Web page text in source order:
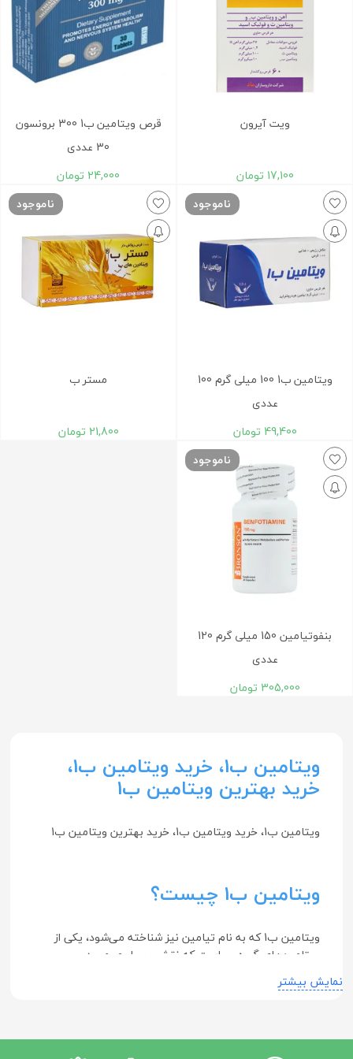
ویت آیرون
17,100 تومان
قرص ویتامین ب1 300 برونسون
30 عددی
24,000 تومان
ناموجود
ویتامین ب1 100 میلی گرم 100
عددی
49,400 تومان
ناموجود
مستر ب
21,800 تومان
ناموجود
بنفوتیامین 150 میلی گرم 120
عددی
305,000 تومان
ویتامین ب1، خرید ویتامین ب1،
خرید بهترین ویتامین ب1
ویتامین ب1، خرید ویتامین ب1، خرید بهترین ویتامین ب1
ویتامین ب1 چیست؟
ویتامین ب1 که به نام تیامین نیز شناخته می‌شود، یکی از
ویتامین‌های گروه ب است که نقش بسیار مهمی در
متابولیسم کربوهیدرات‌ها و تولید انرژی در بدن ایفا می‌نماید.
این ویتامین به ویژه در عملکرد سیستم عصبی و قلبی-عروقی
ویتامین ب1 به طور طبیعی در غذاها و مکمل‌ها موجود است و
بدن قادر به ذخیره‌سازی آن در مقادیر زیاد نخواهد بود. در
نمایش بیشتر